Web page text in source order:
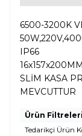
6500-3200K
IP66
SLİM KASA
MEVCUTTUR
Ürün Filtreleri
Tedarikçi Ürün